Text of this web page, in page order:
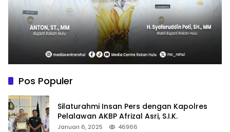
Pos Populer
Silaturahmi Insan Pers dengan Kapolres
Pelalawan AKBP Afrizal Asri, S.I.K.
Januari 6, 2025 46966